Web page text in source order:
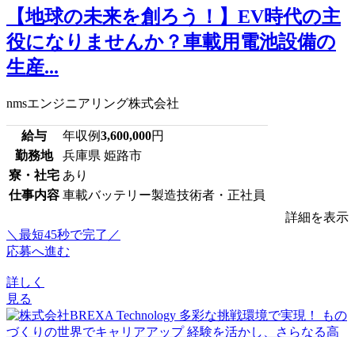
【地球の未来を創ろう！】EV時代の主
役になりませんか？車載用電池設備の
生産...
nmsエンジニアリング株式会社
給与 年収例3,600,000円
勤務地
兵庫県 姫路市
寮・社宅 あり
仕事内容 車載バッテリー製造技術者・正社員
詳細を表示
＼最短45秒で完了／
応募へ進む
詳しく
見る